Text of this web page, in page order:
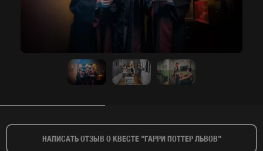
НАПИСАТЬ ОТЗЫВ О КВЕСТЕ "ГАРРИ ПОТТЕР ЛЬВОВ"​